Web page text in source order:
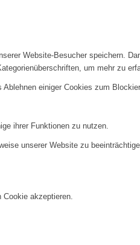
Website-Besucher speichern.
um mehr zu
einiger Cookies zum
ihrer Funktionen zu nutzen.
unserer Website zu
Cookie akzeptieren.